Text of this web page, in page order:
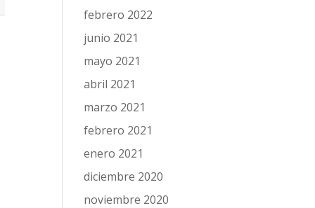
febrero 2022
junio 2021
mayo 2021
abril 2021
marzo 2021
febrero 2021
enero 2021
diciembre 2020
noviembre 2020